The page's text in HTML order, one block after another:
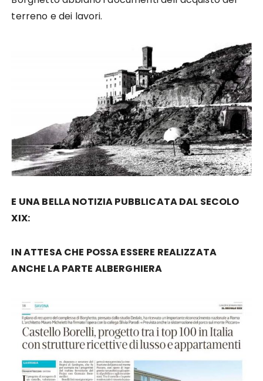
terreno e dei lavori.
E UNA BELLA NOTIZIA PUBBLICATA DAL SECOLO
XIX:
IN ATTESA CHE POSSA ESSERE REALIZZATA
ANCHE LA PARTE ALBERGHIERA